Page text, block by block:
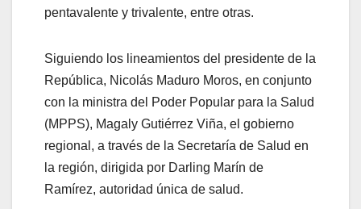
pentavalente y trivalente, entre otras.
Siguiendo los lineamientos del presidente de la
República, Nicolás Maduro Moros, en conjunto
con la ministra del Poder Popular para la Salud
(MPPS), Magaly Gutiérrez Viña, el gobierno
regional, a través de la Secretaría de Salud en
la región, dirigida por Darling Marín de
Ramírez, autoridad única de salud.